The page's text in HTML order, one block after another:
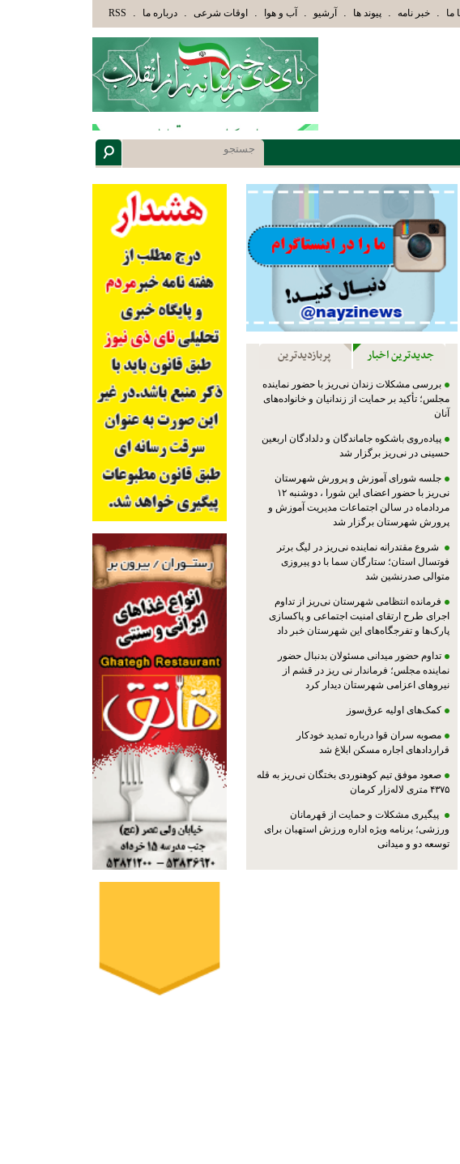
أَحْسَنَهُ أُوْلَئِكَ الَّذِينَ هَدَاهُمُ اللَّهُ وَأُوْلَئِكَ هُمْ أُوْلُوا الْأَلْبَابِ» عاقلان هدایت یافته،حرفها را میشنوند و سپسما . خبر نامه . پیوند ها . آرشیو . آب و هوا . اوقات شرعی . درباره ما .
RSS
جدیدترین اخبار پربازدیدترین
بررسی مشکلات زندان نی‌ریز با حضور نماینده
مجلس؛ تأکید بر حمایت از زندانیان و خانواده‌های
آنان
پیاده‌روی باشکوه جاماندگان و دلدادگان اربعین
حسینی در نی‌ریز برگزار شد
جلسه شورای آموزش و پرورش شهرستان
نی‌ریز با حضور اعضای این شورا ، دوشنبه ۱۲
مردادماه در سالن اجتماعات مدیریت آموزش و
پرورش شهرستان برگزار شد
شروع مقتدرانه نماینده نی‌ریز در لیگ برتر
فوتسال استان؛ ستارگان سما با دو پیروزی
متوالی صدرنشین شد
فرمانده انتظامی شهرستان نی‌ریز از تداوم
اجرای طرح ارتقای امنیت اجتماعی و پاکسازی
پارک‌ها و تفرجگاه‌های این شهرستان خبر داد
تداوم حضور میدانی مسئولان بدنبال حضور
نماینده مجلس؛ فرماندار نی ریز در قشم از
نیروهای اعزامی شهرستان دیدار کرد
کمک‌های اولیه عرق‌سوز
مصوبه سران قوا درباره تمدید خودکار
قراردادهای اجاره مسکن ابلاغ شد
صعود موفق تیم کوهنوردی بختگان نی‌ریز به قله
۴۳۷۵ متری لاله‌زار کرمان
پیگیری مشکلات و حمایت از قهرمانان
ورزشی؛ برنامه ویژه اداره ورزش استهبان برای
توسعه دو و میدانی